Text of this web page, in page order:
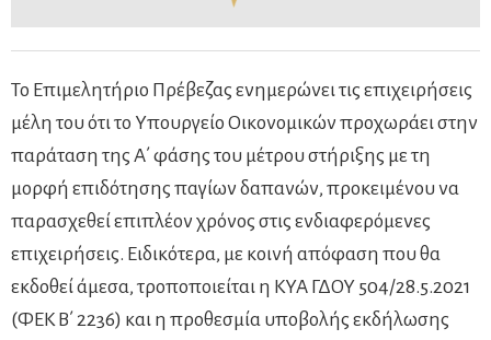
Το Επιμελητήριο Πρέβεζας ενημερώνει τις επιχειρήσεις
μέλη του ότι το Υπουργείο Οικονομικών προχωράει στην
παράταση της Α΄ φάσης του μέτρου στήριξης με τη
μορφή επιδότησης παγίων δαπανών, προκειμένου να
παρασχεθεί επιπλέον χρόνος στις ενδιαφερόμενες
επιχειρήσεις. Ειδικότερα, με κοινή απόφαση που θα
εκδοθεί άμεσα, τροποποιείται η ΚΥΑ ΓΔΟΥ 504/28.5.2021
(ΦΕΚ Β΄ 2236) και η προθεσμία υποβολής εκδήλωσης